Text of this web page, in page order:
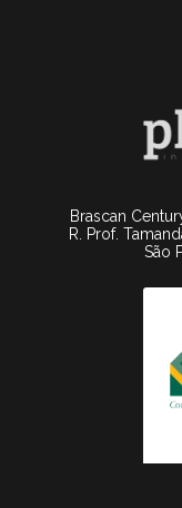
Brascan
R. Prof.
São